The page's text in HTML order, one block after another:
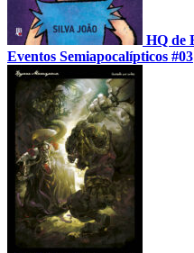
HQ de
Eventos Semiapocalípticos #03